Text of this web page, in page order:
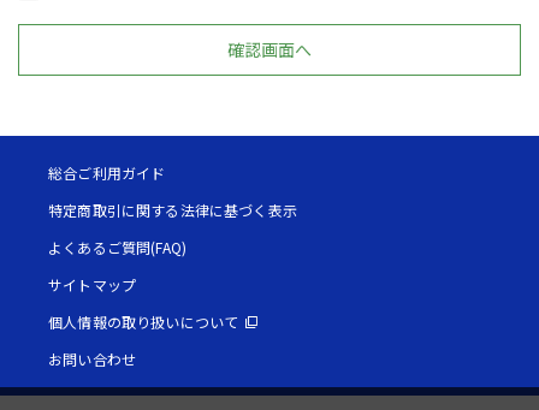
総合ご利用ガイド
特定商取引に関する法律に基づく表示
よくあるご質問(FAQ)
サイトマップ
個人情報の取り扱いについて
お問い合わせ